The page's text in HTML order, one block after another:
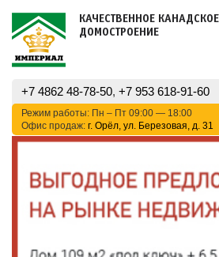
КАЧЕСТВЕННОЕ КАНАДСКОЕ
ДОМОСТРОЕНИЕ
+7 4862 48-78-50, +7 953 618-91-60
Режим работы: Пн – Пт 09:00 — 18:00
Офис продаж: г. Орёл, ул. Березовая, д. 31